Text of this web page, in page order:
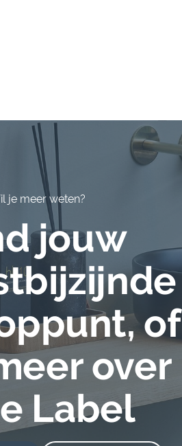
je meer weten?
jouw
of
over
Label